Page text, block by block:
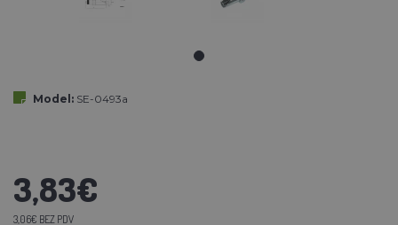
Model: SE-0493a
3,83€
3,06€ BEZ PDV